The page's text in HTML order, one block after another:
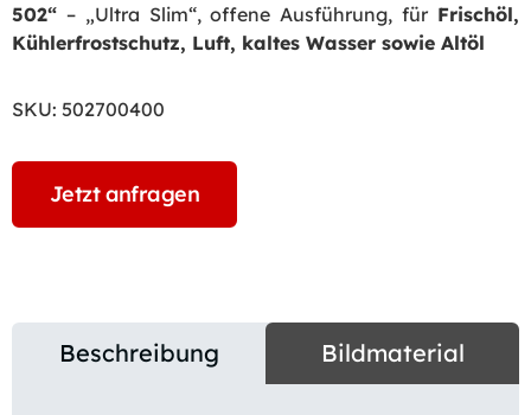
502“ – „Ultra Slim“, offene Ausführung, für Frischöl,
Kühlerfrostschutz, Luft, kaltes Wasser sowie Altöl
SKU: 502700400
Jetzt anfragen
Beschreibung Bildmaterial